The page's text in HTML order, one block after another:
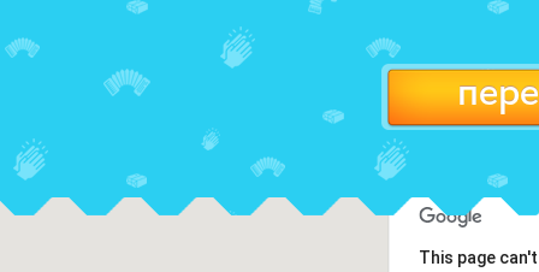
This page